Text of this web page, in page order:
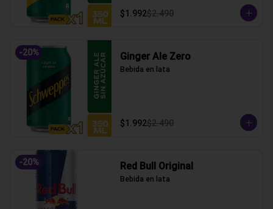
$1.992$2.490
-20% Ginger Ale Zero
Bebida en lata
$1.992$2.490
-20% Red Bull Original
Bebida en lata